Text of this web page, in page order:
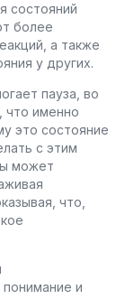
состояний
более
а также
у других.
пауза, во
что именно
это состояние
с этим
может
что,
понимание и